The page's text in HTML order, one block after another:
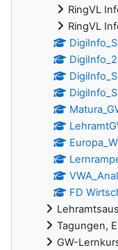
RingVL
RingVL
FD
Tagungen,
GW-